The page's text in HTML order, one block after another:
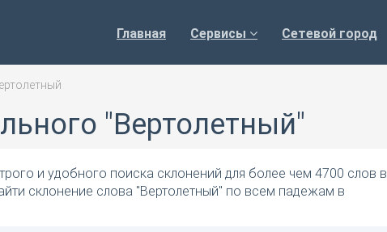
Главная Сервисы Сетевой город
"Вертолетный"
и удобного поиска склонений для более чем 4700 слов в
склонение слова "Вертолетный" по всем падежам в